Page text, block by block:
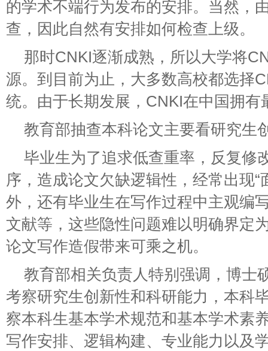
的学术不端行为发布的安排。当然，
查，因此自然有安排如何检查上级。
那时CNKI逐渐成熟，所以大学将
源。到目前为止，大多数高校都选择
统。由于长期发展，CNKI在中国拥有
教育部抽查本科论文主要看研究生
毕业生为了追求低查重率，反复修
序，造成论文欠缺逻辑性，经常出现“
外，还有毕业生在写作过程中主观编
文献等，这些隐性问题难以明确界定
论文写作造假带来可乘之机。
教育部相关负责人特别强调，博士
考察研究生创新性和科研能力，本科
察本科生基本学术规范和基本学术素
写作安排、逻辑构建、专业能力以及